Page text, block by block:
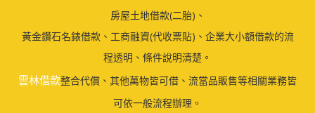
房屋土地借款(二胎)、
黃金鑽石名錶借款、工商融資(代收票貼)、企業大小額借款的流
程透明、條件說明清楚。
雲林借款整合代償、其他萬物皆可借、流當品販售等相關業務皆
可依一般流程辦理。